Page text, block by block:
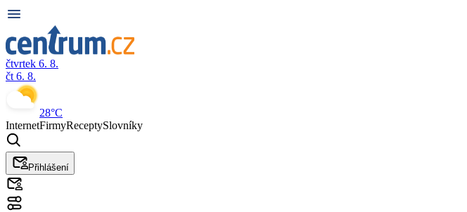
čtvrtek 6. 8.
čt 6. 8.
28°C
InternetFirmyReceptySlovníky
Přihlášení